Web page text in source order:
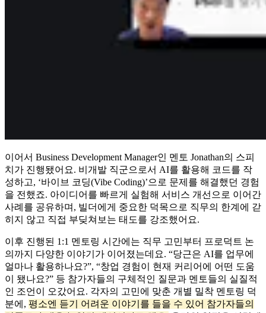
이어서 Business Development Manager인 멘토 Jonathan의 스피
치가 진행됐어요. 비개발 직군으로서 AI를 활용해 코드를 작
성하고, ‘바이브 코딩(Vibe Coding)’으로 문제를 해결했던 경험
을 전했죠. 아이디어를 빠르게 실험해 서비스 개선으로 이어간
사례를 공유하며, 빌더에게 중요한 덕목으로 직무의 한계에 갇
히지 않고 직접 부딪쳐보는 태도를 강조했어요.
이후 진행된 1:1 멘토링 시간에는 직무 고민부터 프로덕트 논
의까지 다양한 이야기가 이어졌는데요. “당근은 AI를 업무에
얼마나 활용하나요?”, “창업 경험이 현재 커리어에 어떤 도움
이 됐나요?” 등 참가자들의 구체적인 질문과 멘토들의 실질적
인 조언이 오갔어요. 각자의 고민에 맞춘 개별 밀착 멘토링 덕
분에, 평소엔 듣기 어려운 이야기를 들을 수 있어 참가자들의